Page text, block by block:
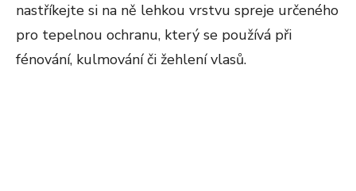
nastříkejte si na ně lehkou vrstvu spreje určeného
pro tepelnou ochranu, který se používá při
fénování, kulmování či žehlení vlasů.